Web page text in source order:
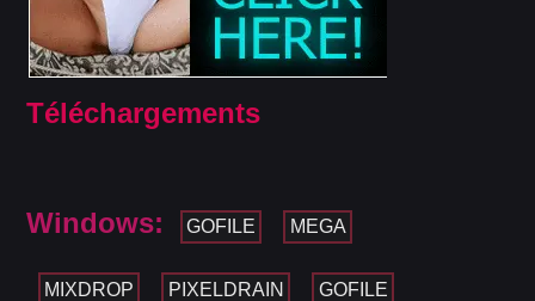
Téléchargements
Windows: GOFILE MEGA
MIXDROP PIXELDRAIN GOFILE